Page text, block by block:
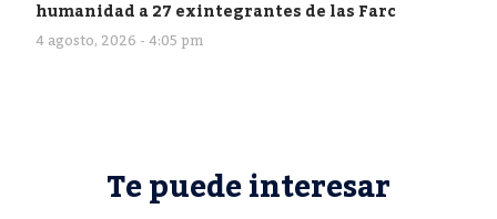
humanidad a 27 exintegrantes de las Farc
4 agosto, 2026 - 4:05 pm
Te puede interesar